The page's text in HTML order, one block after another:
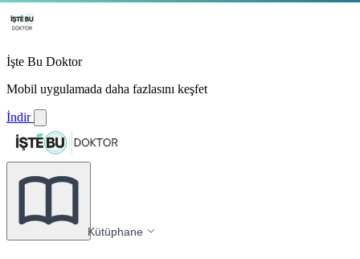
İşte Bu Doktor
Mobil uygulamada daha fazlasını keşfet
İndir
Kütüphane